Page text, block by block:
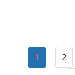
Posts
Page
1 Page
2